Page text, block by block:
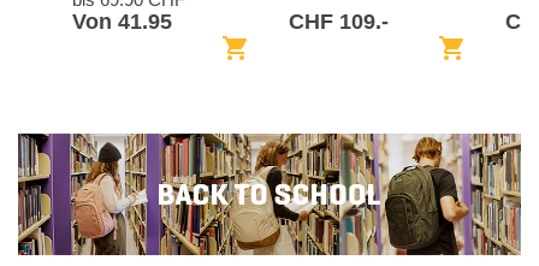
Von 41.95
shopping_cart
CHF 109.-
shopping_cart